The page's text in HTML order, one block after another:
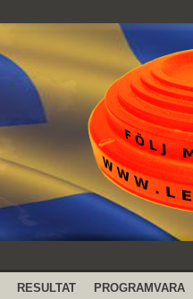
RESULTAT PROGRAMVARA